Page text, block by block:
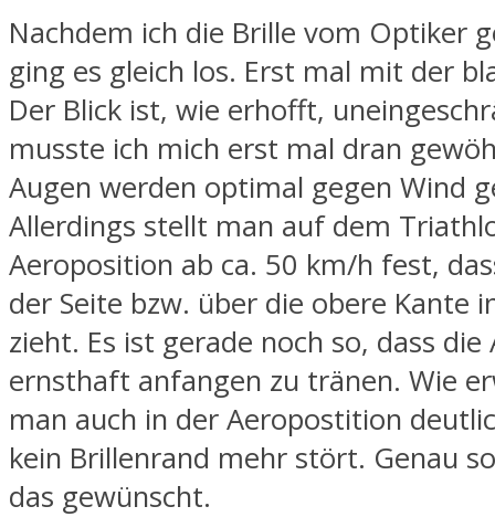
Nachdem ich die Brille vom Optiker
ging es gleich los. Erst mal mit der
Der Blick ist, wie erhofft,
musste ich mich erst mal dran
Augen werden optimal gegen Wind
Allerdings stellt man auf dem
Aeroposition ab ca. 50 km/h fest,
der Seite bzw. über die obere Kante
zieht. Es ist gerade noch so, dass
ernsthaft anfangen zu tränen. Wie
man auch in der Aeropostition
kein Brillenrand mehr stört. Genau
das gewünscht.